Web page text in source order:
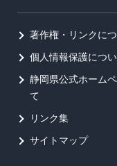
著作権・リンクに
個人情報保護につ
静岡県公式ホーム
て
リンク集
サイトマップ